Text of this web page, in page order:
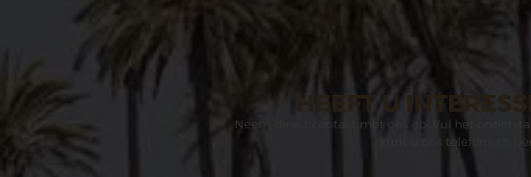
HEEFT U
Neem direct contact met ons op! Vul het
kunt u ons telefonisch